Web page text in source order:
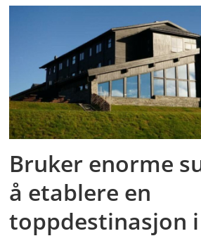
Bruker enorme
å etablere en
toppdestinasjon